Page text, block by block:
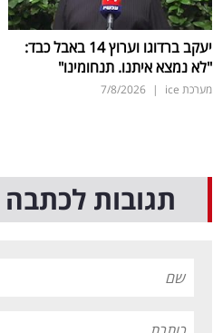
יעקב ברדוגו וערוץ 14 באבל כבד:
"לא נמצא איתנו. תנחומינו"
מערכת ice |
7/8/2026
תגובות לכתבה